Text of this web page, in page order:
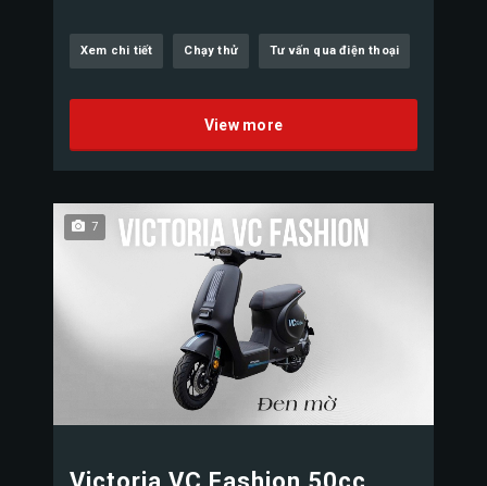
Xem chi tiết Chạy thử Tư vấn qua điện thoại
View more
7